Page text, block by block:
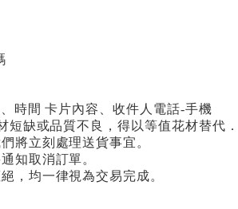
時間 卡片內容、收件人電話-手機
短缺或品質不良，得以等值花材替代．
將立刻處理送貨事宜。
知取消訂單。
，均一律視為交易完成。